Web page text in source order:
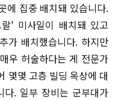
에 집중 배치돼 있습니다.
' 미사일이 배치돼 있고
가 배치했습니다. 하지만
우 허술하다는 게 전문가
몇몇 고층 빌딩 옥상에 대
다. 일부 장비는 군부대가